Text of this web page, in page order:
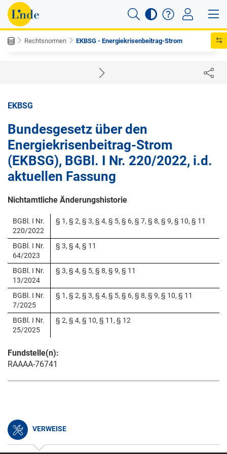
Rechtsnormen EKBSG - Energiekrisenbeitrag-Strom
EKBSG
Bundesgesetz über den
Energiekrisenbeitrag-Strom
(EKBSG), BGBl. I Nr. 220/2022, i.d.
aktuellen Fassung
Nichtamtliche Änderungshistorie
BGBl. I Nr.
220/2022
§ 1, § 2, § 3, § 4, § 5, § 6, § 7, § 8, § 9, § 10, § 11
BGBl. I Nr.
64/2023
§ 3, § 4, § 11
BGBl. I Nr.
13/2024
§ 3, § 4, § 5, § 8, § 9, § 11
BGBl. I Nr.
7/2025
§ 1, § 2, § 3, § 4, § 5, § 6, § 8, § 9, § 10, § 11
BGBl. I Nr.
25/2025
§ 2, § 4, § 10, § 11, § 12
Fundstelle(n):
RAAAA-76741
VERWEISE